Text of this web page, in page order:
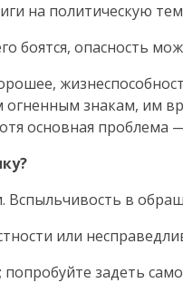
на политическую
боятся, опасность
знакам, им
основная
Вспыльчивость в
или
попробуйте задеть